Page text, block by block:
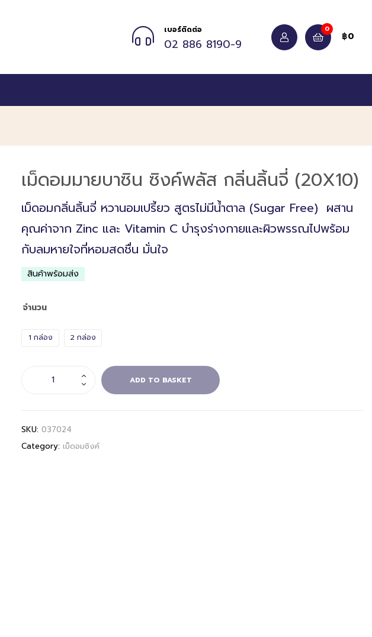
เบอร์ติดต่อ
02 886 8190-9
0
฿0
เม็ดอมมายบาซิน ซิงค์พลัส กลิ่นลิ้นจี่ (20X10)
เม็ดอมกลิ่นลิ้นจี่ หวานอมเปรี้ยว สูตรไม่มีน้ำตาล (Sugar Free) ผสาน
คุณค่าจาก Zinc และ Vitamin C บำรุงร่างกายและผิวพรรณไปพร้อม
กับลมหายใจที่หอมสดชื่น มั่นใจ
สินค้าพร้อมส่ง
จำนวน
1 กล่อง 2 กล่อง
ADD TO BASKET
SKU: 037024
Category: เม็ดอมซิงค์